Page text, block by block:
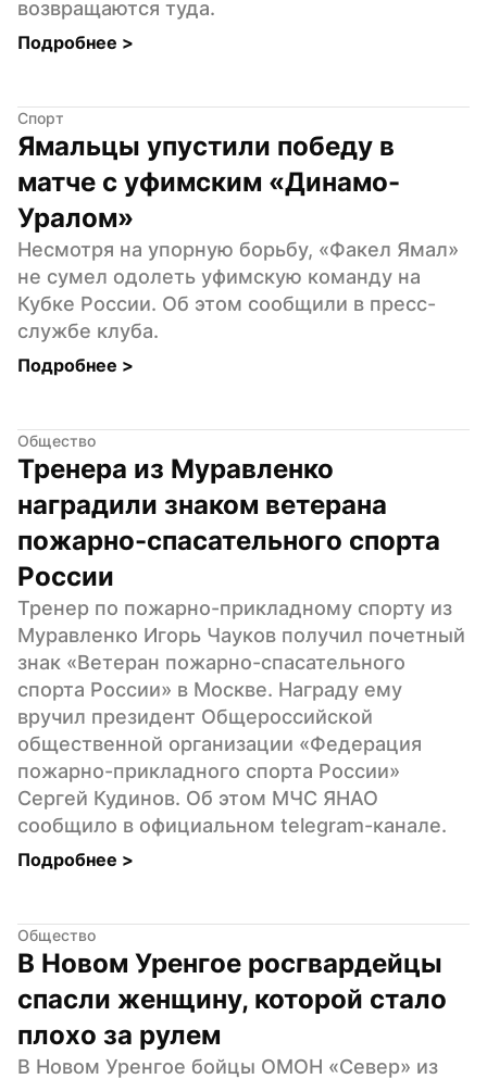
возвращаются туда.
Подробнее >
Спорт
Ямальцы упустили победу в
матче с уфимским «Динамо-
Уралом»
Несмотря на упорную борьбу, «Факел Ямал»
не сумел одолеть уфимскую команду на
Кубке России. Об этом сообщили в пресс-
службе клуба.
Подробнее >
Общество
Тренера из Муравленко
наградили знаком ветерана
пожарно-спасательного спорта
России
Тренер по пожарно-прикладному спорту из
Муравленко Игорь Чауков получил почетный
знак «Ветеран пожарно-спасательного
спорта России» в Москве. Награду ему
вручил президент Общероссийской
общественной организации «Федерация
пожарно-прикладного спорта России»
Сергей Кудинов. Об этом МЧС ЯНАО
сообщило в официальном telegram-канале.
Подробнее >
Общество
В Новом Уренгое росгвардейцы
спасли женщину, которой стало
плохо за рулем
В Новом Уренгое бойцы ОМОН «Север» из